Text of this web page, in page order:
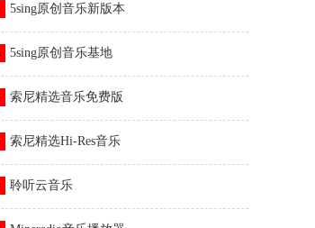
5sing原创音乐新版本
5sing原创音乐基地
索尼精选音乐免费版
索尼精选Hi-Res音乐
聆听云音乐